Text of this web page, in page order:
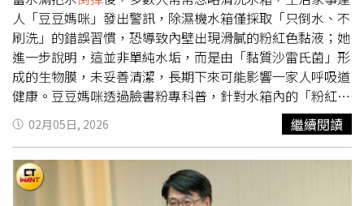
坐是否舒適(有職務代理人值班應筊)？若非「聖筊」，則要
調整神像或神明爐，直到「聖筊」。接著擲筊問祖先這樣坐
是否舒適？若非「聖筊」，則要調整祖先牌位或祖先爐，直
到「聖筊」，這樣整個過程才算圓滿完成。
人「豆豆媽咪」發出警訊，除濕機水箱僅採取「只倒水、不
刷洗」的錯誤習慣，恐導致內壁出現滑膩的粉紅色黏液；她
進一步說明，這並非單純水垢，而是由「黏質沙雷氏菌」形
成的生物膜，未妥善清潔，長期下來可能影響一家人呼吸道
健康。豆豆媽咪透過臉書粉專科普，針對水箱內的「粉紅軍
團」，她強調只用清水沖洗是無法去除生物膜，必須遵循
「刷、殺、乾」3大正確清潔步驟。首先，排空水箱後應使
用軟毛刷或海綿，搭配中性洗碗精進行物理刷洗，特別針對
把手凹槽、水箱轉角及浮球連桿等死角重點清潔；其次，若
水垢過厚，可利用1比10的白醋或檸檬酸溫水浸泡20分鐘，
02月05日, 2026 繼續閱讀